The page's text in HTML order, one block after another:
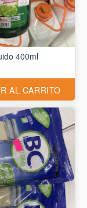
400ml
AL CARRITO